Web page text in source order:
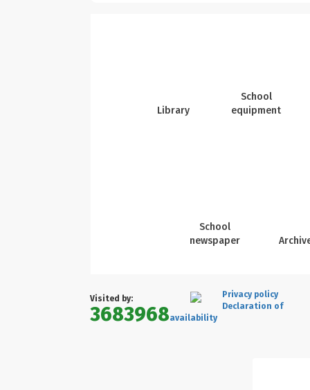
Library
School
equipment
School
newspaper
Visited by:
3683968
Privacy policy
Declaration of
availability